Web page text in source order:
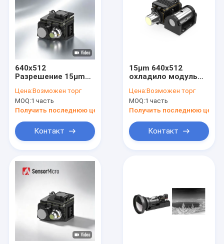
640x512
Разрешение 15μm
20mK NETD
охлажденный MWIR
инфракрасный
высокочувствительной
тепловой
Цена:Возможен торг
MOQ:1 часть
Получить последнюю цену
Контакт
15μm 640x512
охладило модуль
MCT MWIR
детектора
инфракрасн
Цена:Возможен торг
MOQ:1 часть
Получить последнюю цену
Контакт